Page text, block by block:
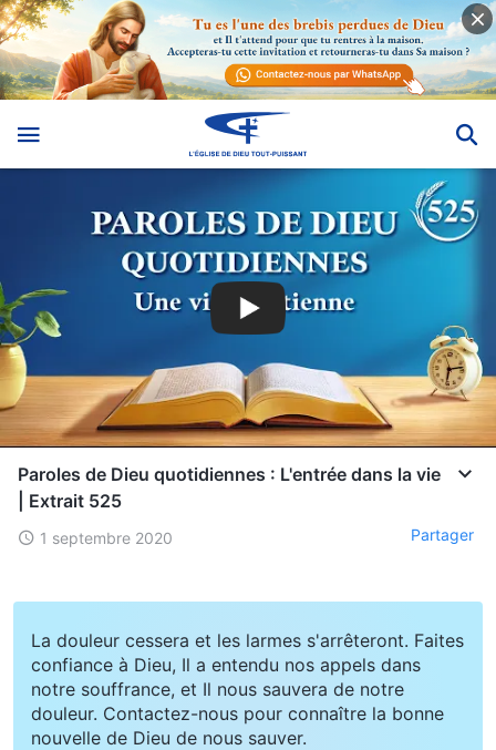
Paroles de Dieu quotidiennes : L'entrée dans la vie
| Extrait 525
1 septembre 2020 Partager
La douleur cessera et les larmes s'arrêteront. Faites
confiance à Dieu, Il a entendu nos appels dans
notre souffrance, et Il nous sauvera de notre
douleur. Contactez-nous pour connaître la bonne
nouvelle de Dieu de nous sauver.